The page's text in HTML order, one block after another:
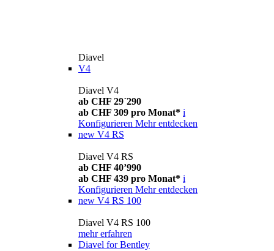
Diavel
V4
Diavel V4
ab CHF 29´290
ab CHF 309 pro Monat* i
Konfigurieren Mehr entdecken
new V4 RS
Diavel V4 RS
ab CHF 40’990
ab CHF 439 pro Monat* i
Konfigurieren Mehr entdecken
new V4 RS 100
Diavel V4 RS 100
mehr erfahren
Diavel for Bentley